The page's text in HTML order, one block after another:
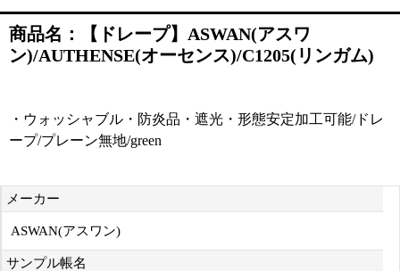
商品名：【ドレープ】ASWAN(アスワ
ン)/AUTHENSE(オーセンス)/C1205(リンガム)
・ウォッシャブル・防炎品・遮光・形態安定加工可能/ドレ
ープ/プレーン無地/green
メーカー
ASWAN(アスワン)
サンプル帳名